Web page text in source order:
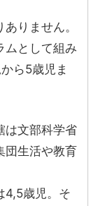
りません。
ムとして組み
ら5歳児ま
は文部科学省
団生活や教育
4,5歳児。そ